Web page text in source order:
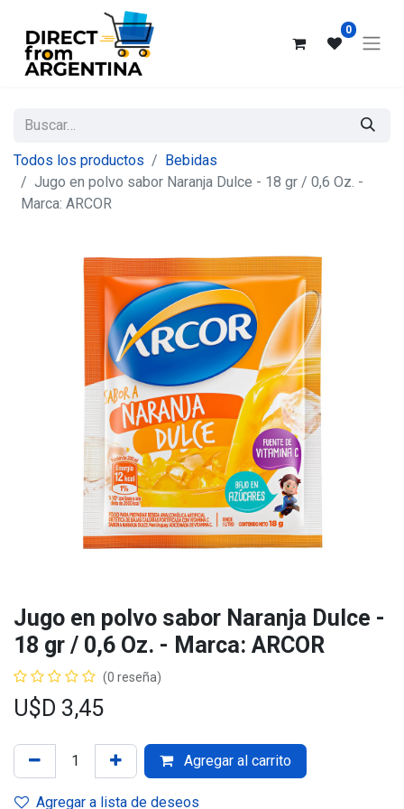
0
Todos los productos
Bebidas
Jugo en polvo sabor Naranja Dulce - 18 gr / 0,6 Oz. -
Marca: ARCOR
Jugo en polvo sabor Naranja Dulce -
18 gr / 0,6 Oz. - Marca: ARCOR
(0 reseña)
U$D 3,45
Agregar al carrito
Agregar a lista de deseos